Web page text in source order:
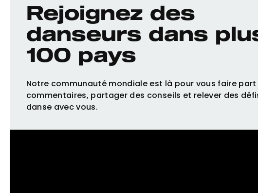
Rejoignez des
danseurs dans
100 pays
Notre communauté mondiale est là pour vous faire part
commentaires, partager des conseils et relever des
danse avec vous.